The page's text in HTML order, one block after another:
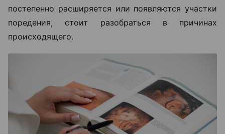
постепенно расширяется или появляются участки
поредения, стоит разобраться в причинах
происходящего.